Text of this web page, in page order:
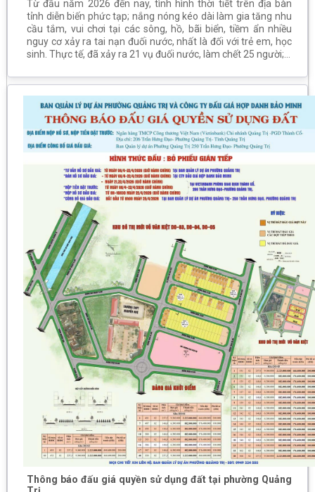
Từ đầu năm 2026 đến nay, tình hình thời tiết trên địa bàn
tỉnh diễn biến phức tạp; nắng nóng kéo dài làm gia tăng nhu
cầu tắm, vui chơi tại các sông, hồ, bãi biển, tiềm ẩn nhiều
nguy cơ xảy ra tai nạn đuối nước, nhất là đối với trẻ em, học
sinh. Thực tế, đã xảy ra 21 vụ đuối nước, làm chết 25 người;...
Thông báo đấu giá quyền sử dụng đất tại phường Quảng